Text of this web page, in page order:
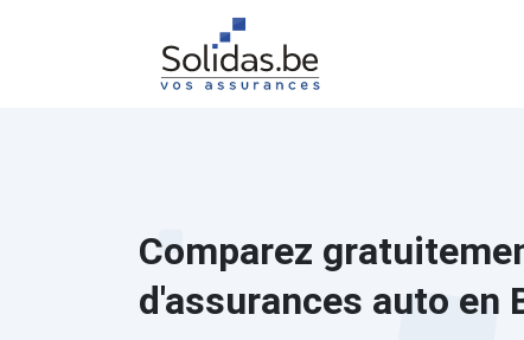
Comparez
d'assurances auto en